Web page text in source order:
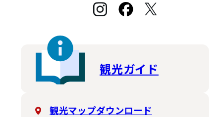
観光ガイド
観光マップダウンロード